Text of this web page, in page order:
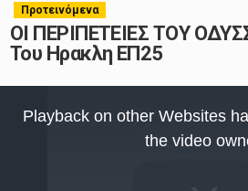
Προτεινόμενα
ΟΙ ΠΕΡΙΠΕΤΕΙΕΣ ΤΟΥ
Του Ηρακλη ΕΠ25
Playback on other Websites
the video